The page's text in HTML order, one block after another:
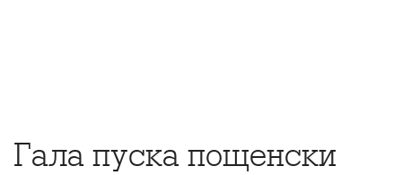
Гала пуска пощенски